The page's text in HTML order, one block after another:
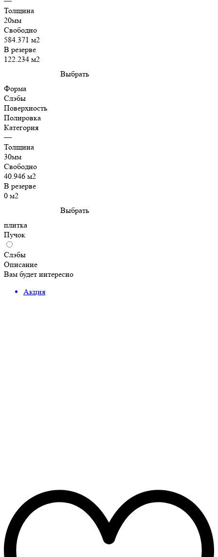
Толщина
20мм
Свободно
584.371 м2
В резерве
122.234 м2
Выбрать
Форма
Слэбы
Поверхность
Полировка
Категория
—
Толщина
30мм
Свободно
40.946 м2
В резерве
0 м2
Выбрать
плитка
Пучок
Слэбы
Описание
Вам будет интересно
Акция